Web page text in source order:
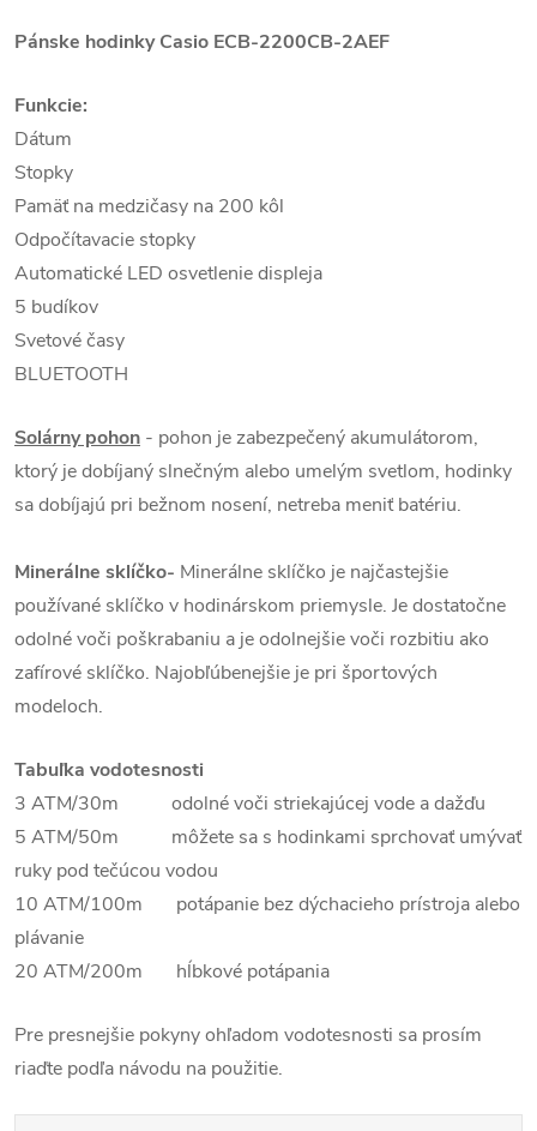
Pánske hodinky Casio ECB-2200CB-2AEF
Funkcie:
Dátum
Stopky
Pamäť na medzičasy na 200 kôl
Odpočítavacie stopky
Automatické LED osvetlenie displeja
5 budíkov
Svetové časy
BLUETOOTH
Solárny pohon - pohon je zabezpečený akumulátorom,
ktorý je dobíjaný slnečným alebo umelým svetlom, hodinky
sa dobíjajú pri bežnom nosení, netreba meniť batériu.
Minerálne sklíčko- Minerálne sklíčko je najčastejšie
používané sklíčko v hodinárskom priemysle. Je dostatočne
odolné voči poškrabaniu a je odolnejšie voči rozbitiu ako
zafírové sklíčko. Najobľúbenejšie je pri športových
modeloch.
Tabuľka vodotesnosti
3 ATM/30m odolné voči striekajúcej vode a dažďu
5 ATM/50m môžete sa s hodinkami sprchovať umývať
ruky pod tečúcou vodou
10 ATM/100m potápanie bez dýchacieho prístroja alebo
plávanie
20 ATM/200m hĺbkové potápania
Pre presnejšie pokyny ohľadom vodotesnosti sa prosím
riaďte podľa návodu na použitie.